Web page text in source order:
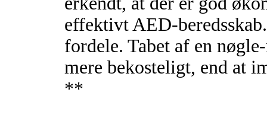
effektivt AED-
fordele. Tabet af en
mere bekosteligt, end at
**